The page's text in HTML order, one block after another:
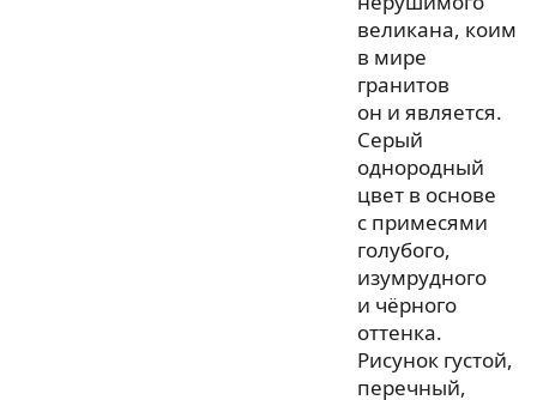
великана, коим
в мире
гранитов
он и является.
Серый
однородный
цвет в основе
с примесями
голубого,
изумрудного
и чёрного
оттенка.
Рисунок густой,
перечный,